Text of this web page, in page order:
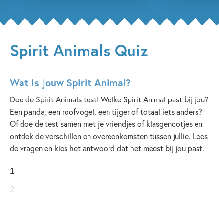
Spirit Animals Quiz
Wat is jouw Spirit Animal?
Doe de Spirit Animals test! Welke Spirit Animal past bij jou?
Een panda, een roofvogel, een tijger of totaal iets anders?
Of doe de test samen met je vriendjes of klasgenootjes en
ontdek de verschillen en overeenkomsten tussen jullie. Lees
de vragen en kies het antwoord dat het meest bij jou past.
1
2